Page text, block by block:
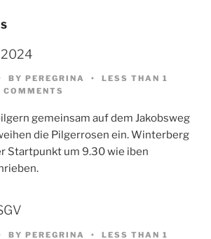
BY PEREGRINA
LESS THAN 1
COMMENTS
gemeinsam auf dem Jakobsweg
die Pilgerrosen ein. Winterberg
Startpunkt um 9.30 wie iben
BY PEREGRINA
LESS THAN 1